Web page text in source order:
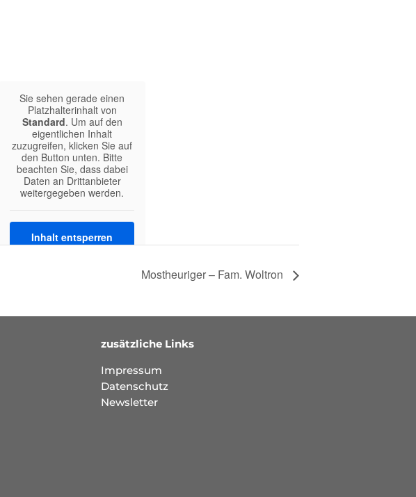
Sie sehen gerade einen
Platzhalterinhalt von
Standard. Um auf den
eigentlichen Inhalt
zuzugreifen, klicken Sie auf
den Button unten. Bitte
beachten Sie, dass dabei
Daten an Drittanbieter
weitergegeben werden.
Inhalt entsperren
Mostheuriger – Fam. Woltron
zusätzliche Links
Impressum
Datenschutz
Newsletter